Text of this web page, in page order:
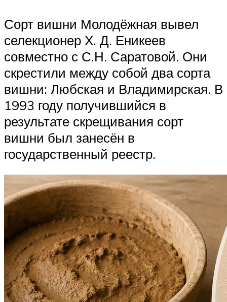
Сорт вишни Молодёжная вывел
селекционер Х. Д. Еникеев
совместно с С.Н. Саратовой. Они
скрестили между собой два сорта
вишни: Любская и Владимирская. В
1993 году получившийся в
результате скрещивания сорт
вишни был занесён в
государственный реестр.